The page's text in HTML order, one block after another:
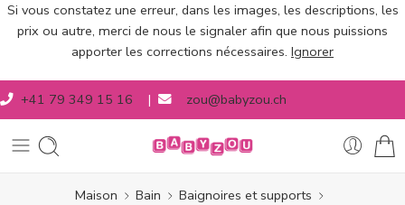
Si vous constatez une erreur, dans les images, les descriptions, les
prix ou autre, merci de nous le signaler afin que nous puissions
apporter les corrections nécessaires. Ignorer
+41 79 349 15 16 | zou@babyzou.ch
Maison Bain
Baignoires et supports